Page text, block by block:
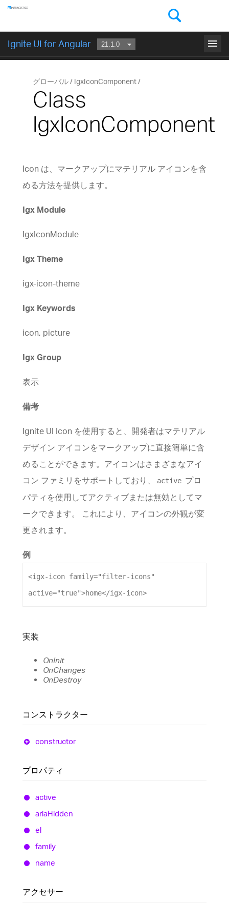
Ignite UI for Angular menu
はじめに
グローバル IgxIconComponent
Class
IgxIconComponent
Icon は、マークアップにマテリアル アイコンを含
める方法を提供します。
Igx Module
IgxIconModule
Igx Theme
igx-icon-theme
Igx Keywords
icon, picture
Igx Group
表示
備考
Ignite UI Icon を使用すると、開発者はマテリアル
デザイン アイコンをマークアップに直接簡単に含
めることができます。アイコンはさまざまなアイ
コン ファミリをサポートしており、
active プロ
パティを使用してアクティブまたは無効としてマ
ークできます。 これにより、アイコンの外観が変
更されます。
例
<igx-icon family="filter-icons"
active="true">home</igx-icon>
実装
OnInit
OnChanges
OnDestroy
コンストラクター
constructor
プロパティ
active
ariaHidden
el
family
name
アクセサー